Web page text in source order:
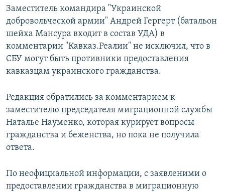
Заместитель командира "Украинской
добровольческой армии" Андрей Гергерт (батальон
шейха Мансура входит в состав УДА) в
комментарии "Кавказ.Реалии" не исключил, что в
СБУ могут быть противники предоставления
кавказцам украинского гражданства.
Редакция обратились за комментарием к
заместителю председателя миграционной службы
Наталье Науменко, которая курирует вопросы
гражданства и беженства, но пока не получила
ответа.
По неофициальной информации, с заявленими о
предоставлении гражданства в миграционную